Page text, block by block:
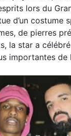
lors du
d’un costume
de pierres
la star a
importantes de